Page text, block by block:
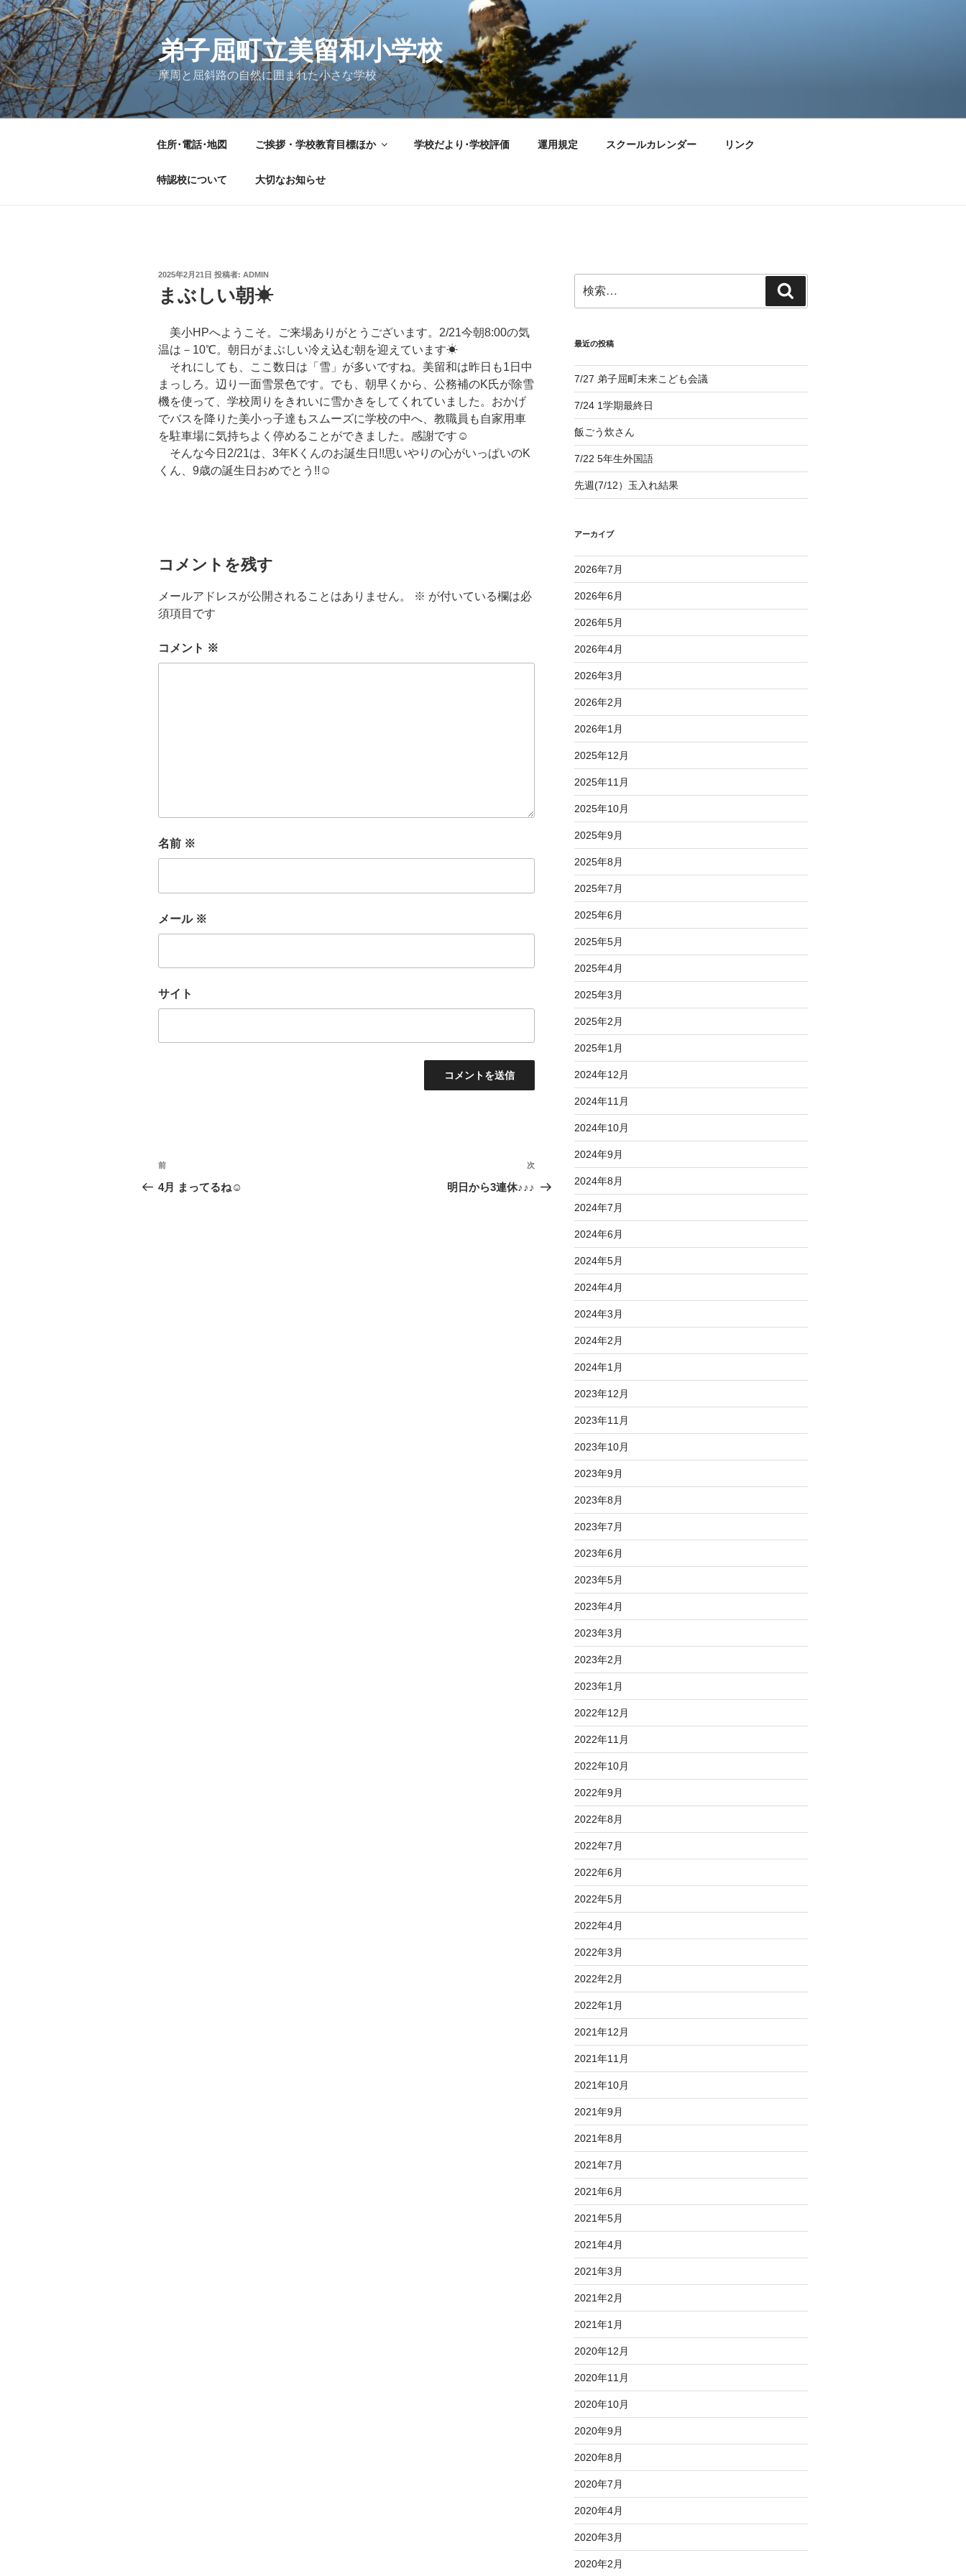
コ
ン
テ
ン
ツ
へ
ス
弟子屈町立美留和小学校
摩周と屈斜路の自然に囲まれた小さな学校
住所･電話･地図 ご挨拶・学校教育目標ほか 学校だより･学校評価 運用規定 スクールカレンダー リンク
特認校について 大切なお知らせ
投
日:
2025年2月21日 投稿者: ADMIN
まぶしい朝☀
美小HPへようこそ。ご来場ありがとうございます。2/21今朝8:00の気
温は－10℃。朝日がまぶしい冷え込む朝を迎えています☀
それにしても、ここ数日は「雪」が多いですね。美留和は昨日も1日中
まっしろ。辺り一面雪景色です。でも、朝早くから、公務補のK氏が除雪
機を使って、学校周りをきれいに雪かきをしてくれていました。おかげ
でバスを降りた美小っ子達もスムーズに学校の中へ、教職員も自家用車
を駐車場に気持ちよく停めることができました。感謝です☺
そんな今日2/21は、3年Kくんのお誕生日!!思いやりの心がいっぱいのK
くん、9歳の誕生日おめでとう!!☺
コメントを残す
メールアドレスが公開されることはありません。 ※ が付いている欄は必
須項目です
コメント ※
名前 ※
メール ※
サイト
投
稿
前
の
前
4月 まってるね☺
次
の
次
明日から3連休♪♪♪
索:
索
最近の投稿
7/27 弟子屈町未来こども会議
7/24 1学期最終日
飯ごう炊さん
7/22 5年生外国語
先週(7/12）玉入れ結果
アーカイブ
2026年7月
2026年6月
2026年5月
2026年4月
2026年3月
2026年2月
2026年1月
2025年12月
2025年11月
2025年10月
2025年9月
2025年8月
2025年7月
2025年6月
2025年5月
2025年4月
2025年3月
2025年2月
2025年1月
2024年12月
2024年11月
2024年10月
2024年9月
2024年8月
2024年7月
2024年6月
2024年5月
2024年4月
2024年3月
2024年2月
2024年1月
2023年12月
2023年11月
2023年10月
2023年9月
2023年8月
2023年7月
2023年6月
2023年5月
2023年4月
2023年3月
2023年2月
2023年1月
2022年12月
2022年11月
2022年10月
2022年9月
2022年8月
2022年7月
2022年6月
2022年5月
2022年4月
2022年3月
2022年2月
2022年1月
2021年12月
2021年11月
2021年10月
2021年9月
2021年8月
2021年7月
2021年6月
2021年5月
2021年4月
2021年3月
2021年2月
2021年1月
2020年12月
2020年11月
2020年10月
2020年9月
2020年8月
2020年7月
2020年4月
2020年3月
2020年2月